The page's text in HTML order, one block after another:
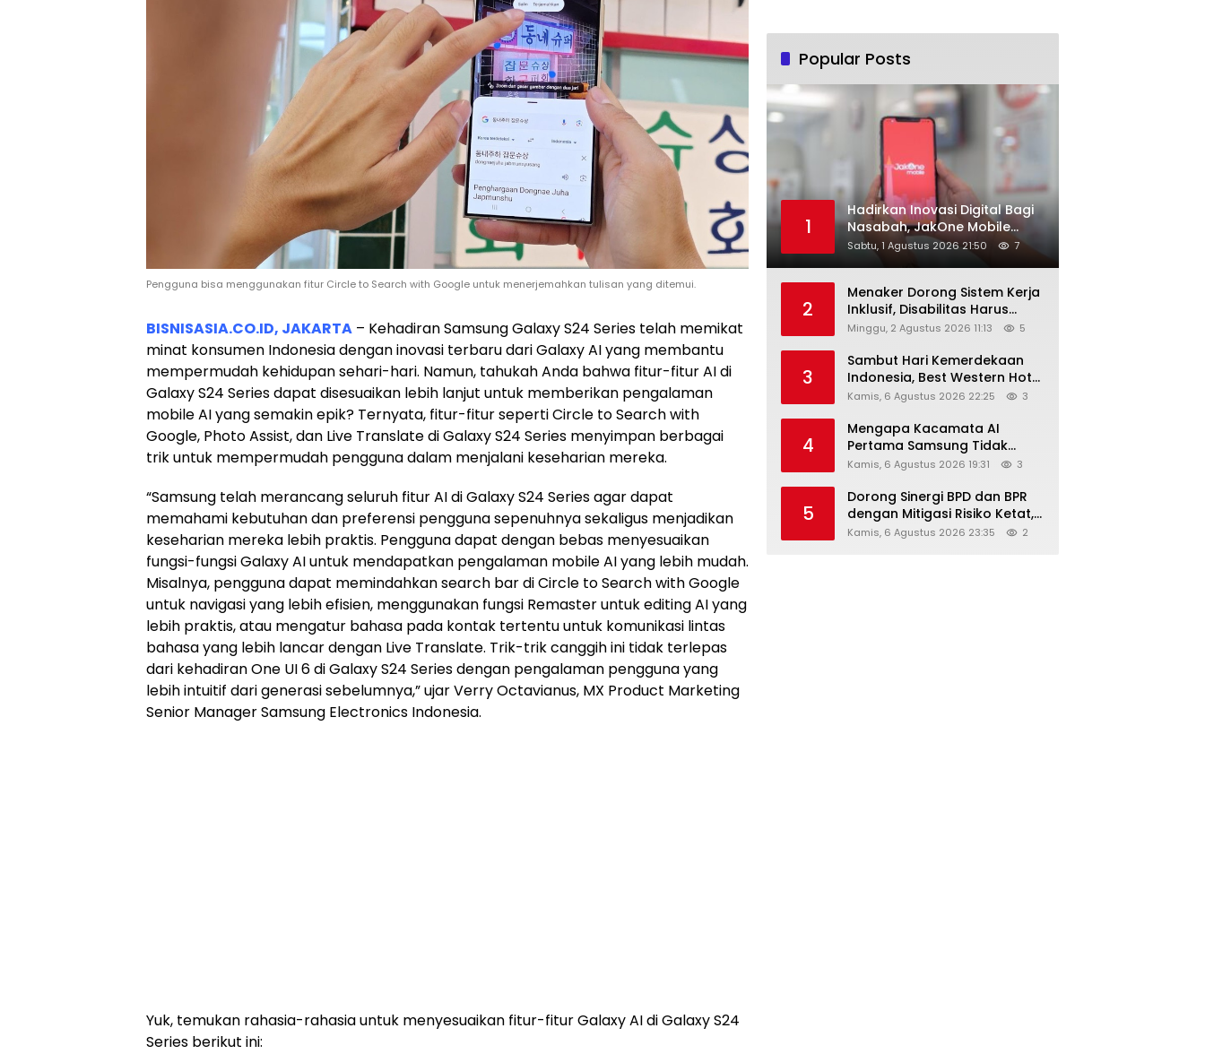
Pengguna bisa menggunakan fitur Circle to Search with Google untuk menerjemahkan tulisan yang ditemui.
BISNISASIA.CO.ID, JAKARTA – Kehadiran Samsung Galaxy S24 Series telah memikat
minat konsumen Indonesia dengan inovasi terbaru dari Galaxy AI yang membantu
mempermudah kehidupan sehari-hari. Namun, tahukah Anda bahwa fitur-fitur AI di
Galaxy S24 Series dapat disesuaikan lebih lanjut untuk memberikan pengalaman
mobile AI yang semakin epik? Ternyata, fitur-fitur seperti Circle to Search with
Google, Photo Assist, dan Live Translate di Galaxy S24 Series menyimpan berbagai
trik untuk mempermudah pengguna dalam menjalani keseharian mereka.
“Samsung telah merancang seluruh fitur AI di Galaxy S24 Series agar dapat
memahami kebutuhan dan preferensi pengguna sepenuhnya sekaligus menjadikan
keseharian mereka lebih praktis. Pengguna dapat dengan bebas menyesuaikan
fungsi-fungsi Galaxy AI untuk mendapatkan pengalaman mobile AI yang lebih mudah.
Misalnya, pengguna dapat memindahkan search bar di Circle to Search with Google
untuk navigasi yang lebih efisien, menggunakan fungsi Remaster untuk editing AI yang
lebih praktis, atau mengatur bahasa pada kontak tertentu untuk komunikasi lintas
bahasa yang lebih lancar dengan Live Translate. Trik-trik canggih ini tidak terlepas
dari kehadiran One UI 6 di Galaxy S24 Series dengan pengalaman pengguna yang
lebih intuitif dari generasi sebelumnya,” ujar Verry Octavianus, MX Product Marketing
Senior Manager Samsung Electronics Indonesia.
Yuk, temukan rahasia-rahasia untuk menyesuaikan fitur-fitur Galaxy AI di Galaxy S24
Series berikut ini:
Popular Posts
1
Hadirkan Inovasi Digital Bagi
Nasabah, JakOne Mobile
Antar Bank Jakarta Sukses
Raih Digital Excellence
Sabtu, 1 Agustus 2026 21:50 7
2
Menaker Dorong Sistem Kerja
Inklusif, Disabilitas Harus
Dapat Kesempatan Setara
Minggu, 2 Agustus 2026 11:13 5
3
Sambut Hari Kemerdekaan
Indonesia, Best Western Hotel
Hadirkan The Freedom Stay
Kamis, 6 Agustus 2026 22:25 3
4
Mengapa Kacamata AI
Pertama Samsung Tidak
Dibekali Layar?
Kamis, 6 Agustus 2026 19:31 3
5
Dorong Sinergi BPD dan BPR
dengan Mitigasi Risiko Ketat,
Ini Penjelasan Ketum
Kamis, 6 Agustus 2026 23:35 2